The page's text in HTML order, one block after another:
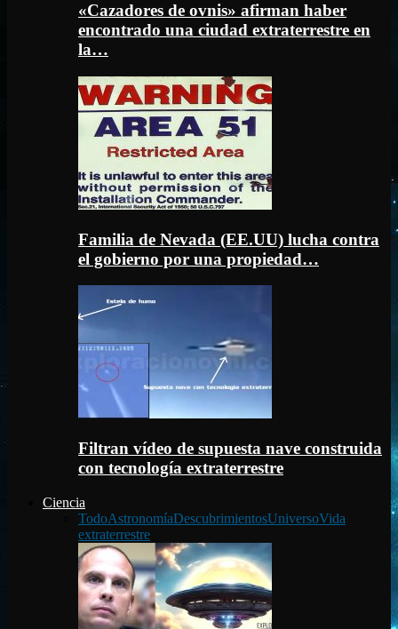
«Cazadores de ovnis» afirman haber
encontrado una ciudad extraterrestre en
la…
Familia de Nevada (EE.UU) lucha contra
el gobierno por una propiedad…
Filtran vídeo de supuesta nave construida
con tecnología extraterrestre
Ciencia
TodoAstronomíaDescubrimientosUniversoVida
extraterrestre